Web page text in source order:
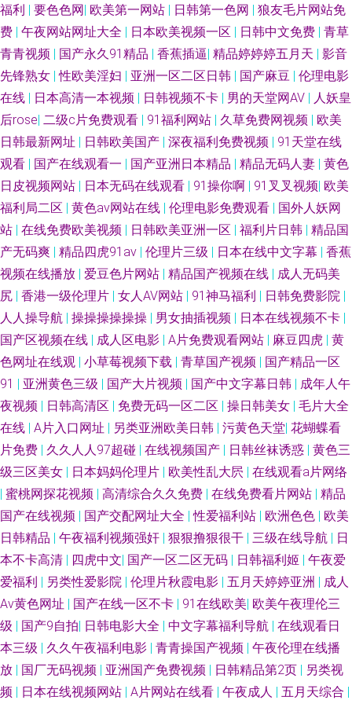
福利 | 要色色网| 欧美第一网站 | 日韩第一色网 | 狼友毛片网站免
费 | 午夜网站网址大全 | 日本欧美视频一区 | 日韩中文免费 | 青草
青青视频 | 国产永久91精品 | 香蕉插逼| 精品婷婷婷五月天 | 影音
先锋熟女 |性欧美淫妇 | 亚洲一区二区日韩 | 国产麻豆 | 伦理电影
在线 | 日本高清一本视频 | 日韩视频不卡 | 男的天堂网AV | 人妖皇
后rose| 二级c片免费观看 | 91福利网站 | 久草免费网视频 | 欧美
日韩最新网址 | 日韩欧美国产 | 深夜福利免费视频 | 91天堂在线
观看 | 国产在线观看一 | 国产亚洲日本精品 | 精品无码人妻 | 黄色
日皮视频网站 | 日本无码在线观看 | 91操你啊 | 91叉叉视频| 欧美
福利局二区 | 黄色av网站在线 | 伦理电影免费观看 | 国外人妖网
站 | 在线免费欧美视频 | 日韩欧美亚洲一区 | 福利片日韩 | 精品国
产无码爽 | 精品四虎91av | 伦理片三级 | 日本在线中文字幕 | 香蕉
视频在线播放 | 爱豆色片网站 | 精品国产视频在线 | 成人无码美
尻 | 香港一级伦理片 | 女人AV网站 | 91神马福利 | 日韩免费影院 |
人人操导航 | 操操操操操操 | 男女抽插视频 | 日本在线视频不卡 |
国产区视频在线 | 成人区电影 | A片免费观看网站 | 麻豆四虎 | 黄
色网址在线观 | 小草莓视频下载 | 青草国产视频 | 国产精品一区
91 | 亚洲黄色三级 | 国产大片视频 | 国产中文字幕日韩 | 成年人午
夜视频 | 日韩高清区 | 免费无码一区二区 | 操日韩美女 | 毛片大全
在线 | A片入口网址 | 另类亚洲欧美日韩 | 污黄色天堂| 花蝴蝶看
片免费 | 久久人人97超碰 | 在线视频国产 | 日韩丝袜诱惑 | 黄色三
级三区美女 | 日本妈妈伦理片 | 欧美性乱大屄 | 在线观看a片网络
| 蜜桃网探花视频 | 高清综合久久免费 | 在线免费看片网站 | 精品
国产在线视频 | 国产交配网址大全 |性爱福利站 | 欧洲色色 | 欧美
日韩精品 | 午夜福利视频强奸 | 狠狠撸狠很干 | 三级在线导航 | 日
本不卡高清 | 四虎中文| 国产一区二区无码 | 日韩福利姬 | 午夜爱
爱福利 | 另类性爱影院 | 伦理片秋霞电影 | 五月天婷婷亚洲 | 成人
Av黄色网址 | 国产在线一区不卡 | 91在线欧美| 欧美午夜理伦三
级 | 国产9自拍| 日韩电影大全 | 中文字幕福利导航 | 在线观看日
本三级 | 久久午夜福利电影 | 青青操国产视频 | 午夜伦理在线播
放 | 国厂无码视频 | 亚洲国产免费视频 | 日韩精品第2页 | 另类视
频 | 日本在线视频网站 | A片网站在线看 | 午夜成人 | 五月天综合 |